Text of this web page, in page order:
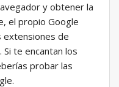
y obtener la
el propio Google
extensiones de
te encantan los
probar las